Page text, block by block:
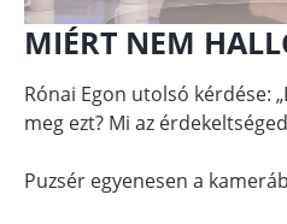
MIÉRT NEM
Rónai Egon utolsó kérdése:
meg ezt? Mi az
Puzsér egyenesen a